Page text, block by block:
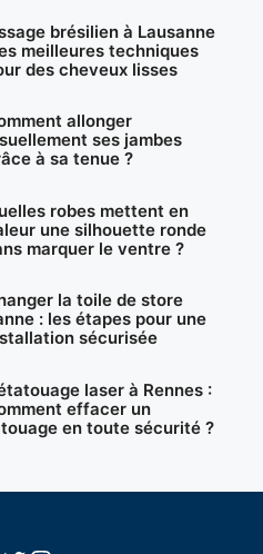
brésilien à Lausanne
meilleures techniques
des cheveux lisses
allonger
ses jambes
à sa tenue ?
robes mettent en
une silhouette ronde
marquer le ventre ?
la toile de store
: les étapes pour une
sécurisée
laser à Rennes :
effacer un
en toute sécurité ?